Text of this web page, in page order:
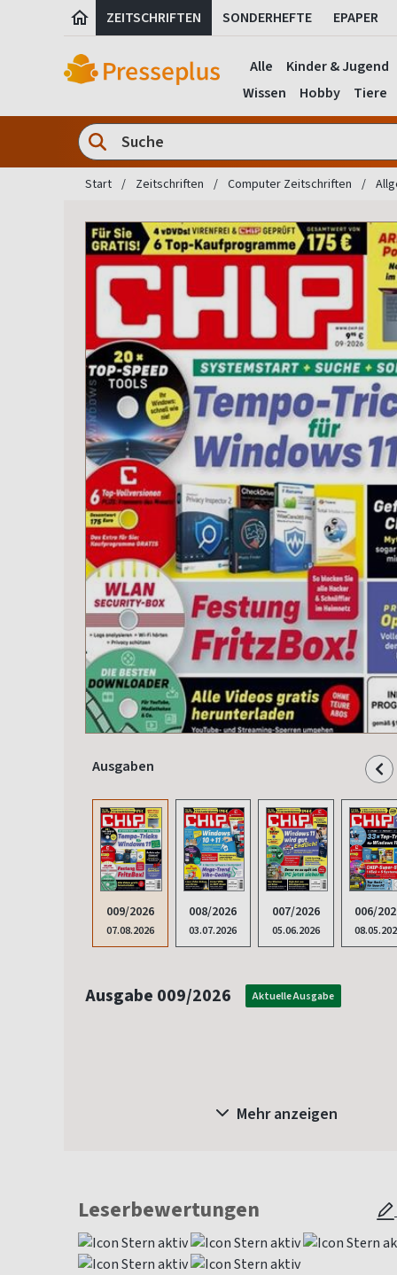
ZEITSCHRIFTEN SONDERHEFTE EPAPER
Alle Kinder & Jugend
Wissen
Hobby Tiere
Start Zeitschriften Computer Zeitschriften
Ausgaben
009/2026
07.08.2026
008/2026
03.07.2026
007/2026
05.06.2026
006/
Ausgabe 009/2026 Aktuelle Ausgabe
Mehr anzeigen
Leserbewertungen